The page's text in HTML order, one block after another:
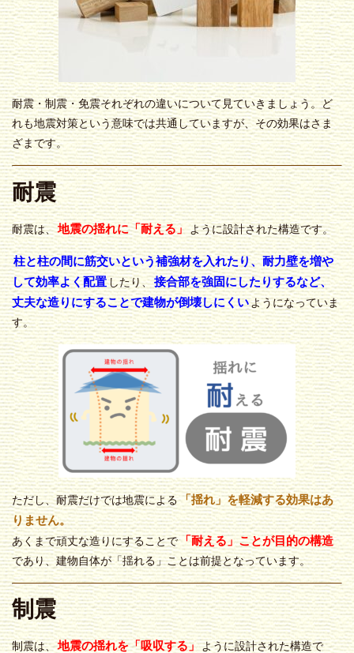
耐震・制震・免震それぞれの違いについて見ていきましょう。ど
れも地震対策という意味では共通していますが、その効果はさま
ざまです。
耐震
耐震は、地震の揺れに「耐える」ように設計された構造です。
柱と柱の間に筋交いという補強材を入れたり、耐力壁を増や
して効率よく配置したり、接合部を強固にしたりするなど、
丈夫な造りにすることで建物が倒壊しにくいようになっていま
す。
ただし、耐震だけでは地震による「揺れ」を軽減する効果はあ
りません。
あくまで頑丈な造りにすることで「耐える」ことが目的の構造
であり、建物自体が「揺れる」ことは前提となっています。
制震
制震は、地震の揺れを「吸収する」ように設計された構造で